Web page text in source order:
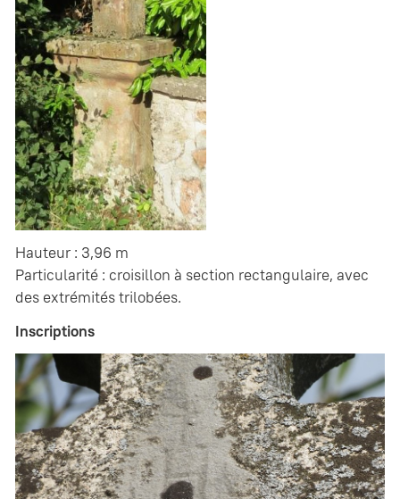
Hauteur : 3,96 m
Particularité : croisillon à section rectangulaire, avec
des extrémités trilobées.
Inscriptions